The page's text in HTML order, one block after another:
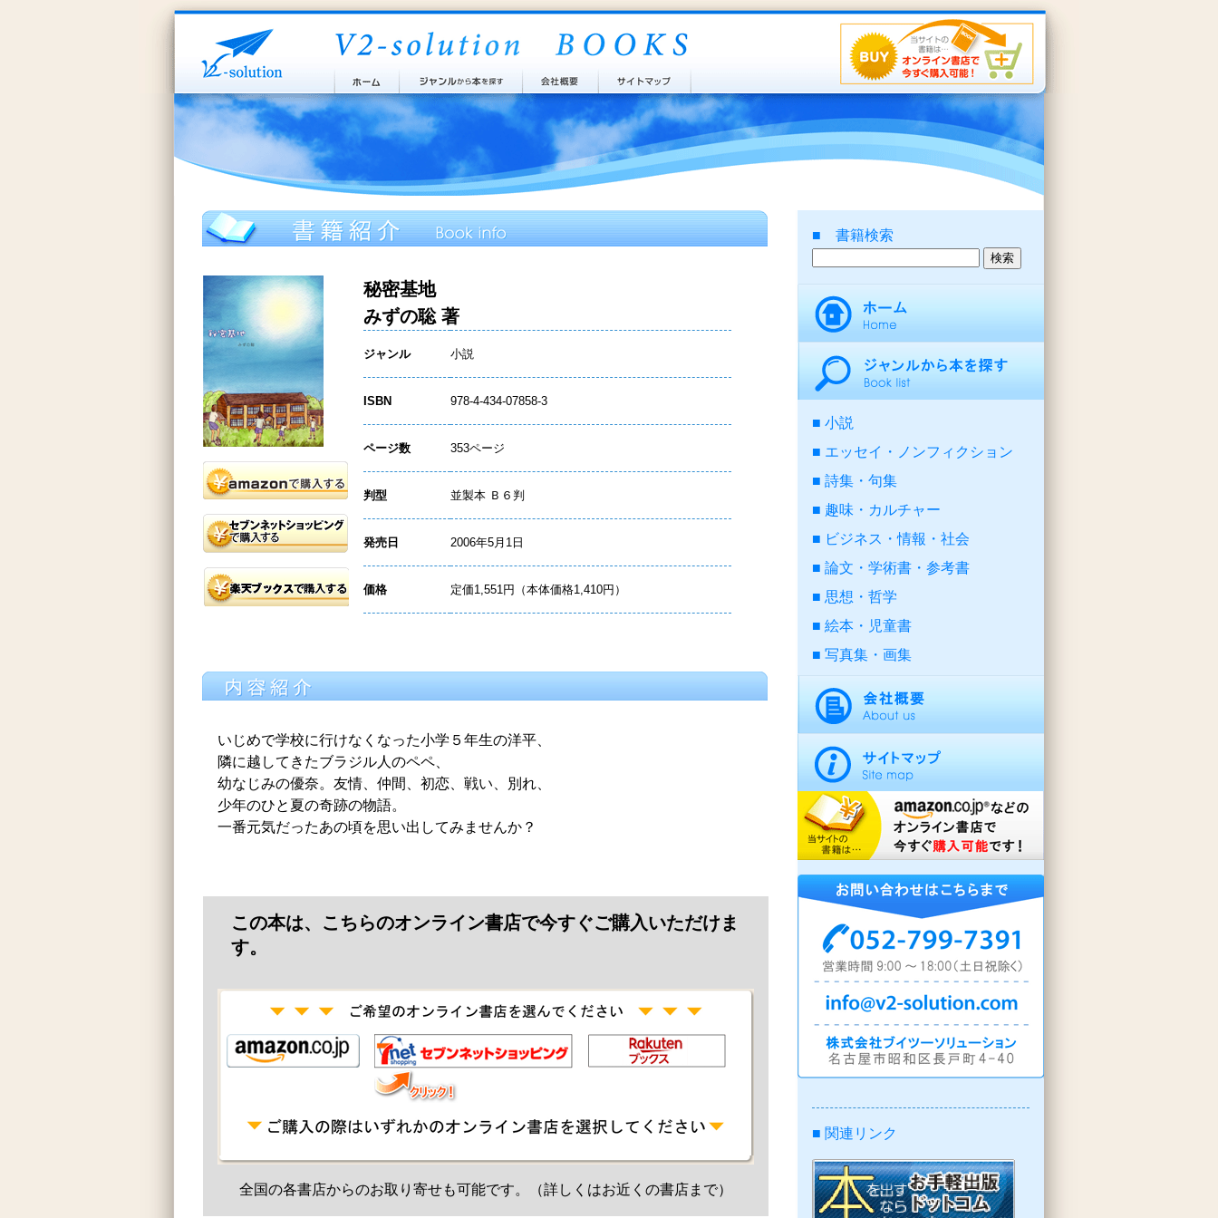
秘密基地
みずの聡 著
ジャンル 小説
ISBN 978-4-434-07858-3
ページ数 353ページ
判型 並製本 Ｂ６判
発売日 2006年5月1日
価格 定価1,551円（本体価格1,410円）
いじめで学校に行けなくなった小学５年生の洋平、
隣に越してきたブラジル人のペペ、
幼なじみの優奈。友情、仲間、初恋、戦い、別れ、
少年のひと夏の奇跡の物語。
一番元気だったあの頃を思い出してみませんか？
この本は、こちらのオンライン書店で今すぐご購入いただけま
す。
全国の各書店からのお取り寄せも可能です。（詳しくはお近くの書店まで）
■ 書籍検索
小説
エッセイ・ノンフィクション
詩集・句集
趣味・カルチャー
ビジネス・情報・社会
論文・学術書・参考書
思想・哲学
絵本・児童書
写真集・画集
■ 関連リンク